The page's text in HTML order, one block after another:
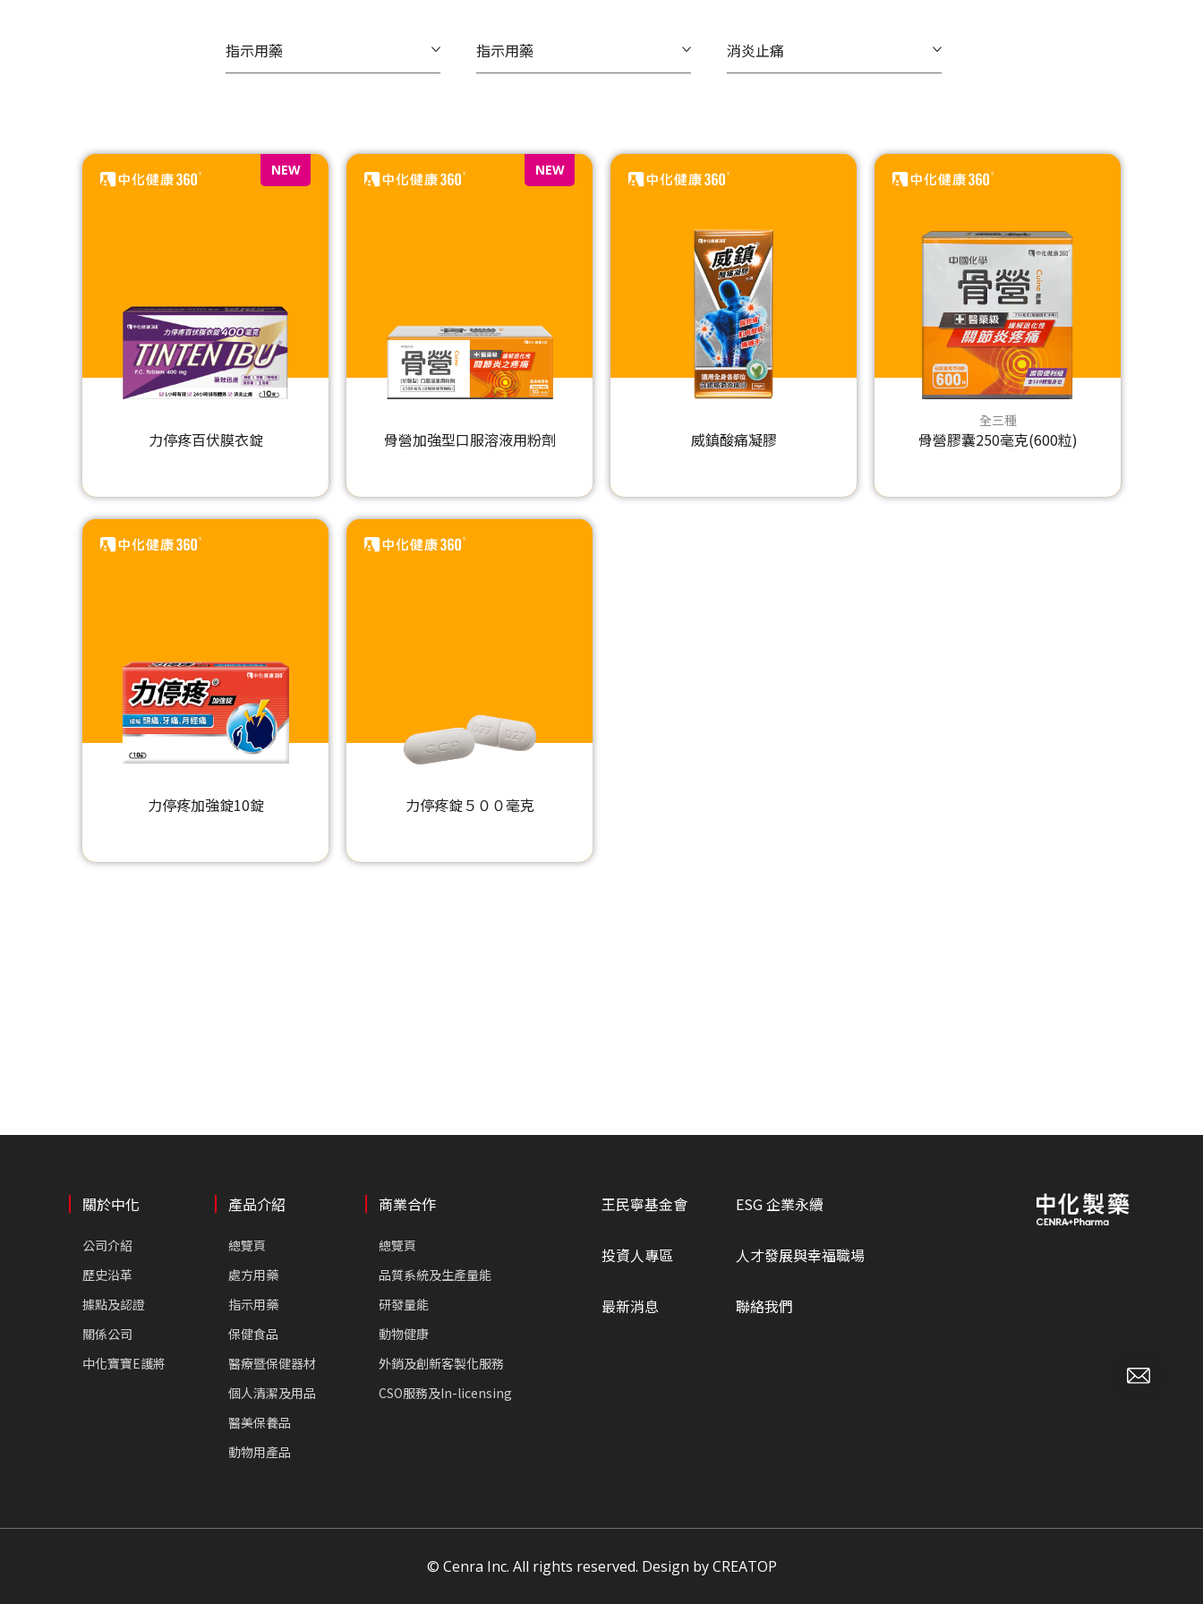
指示用藥 指示用藥 消炎止痛
NEW
力停疼百伏膜衣錠
NEW
骨營加強型口服溶液用粉劑 威鎮酸痛凝膠
全三種
骨營膠囊250毫克(600粒)
力停疼加強錠10錠 力停疼錠５００毫克
關於中化
公司介紹
歷史沿革
據點及認證
關係公司
中化寶寶E護將
產品介紹
總覽頁
處方用藥
指示用藥
保健食品
醫療暨保健器材
個人清潔及用品
醫美保養品
動物用產品
商業合作
總覽頁
品質系統及生產量能
研發量能
動物健康
外銷及創新客製化服務
CSO服務及In-licensing
王民寧基金會 ESG 企業永續
投資人專區 人才發展與幸福職場
最新消息 聯絡我們
© Cenra Inc. All rights reserved. Design byCREATOP